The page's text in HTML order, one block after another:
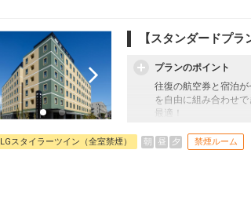
【スタンダードプ
プランのポイント
往復の航空券と宿泊
を自由に組み合わせ
最適！
フライトは、安心の
オプションでレンタ
LGスタイラーツイン（全室禁煙） 朝 昼 夕 禁煙ルーム